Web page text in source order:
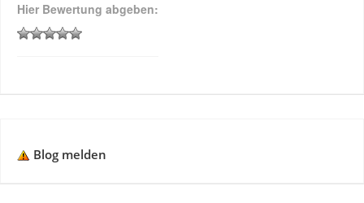
Hier Bewertung abgeben:
Blog melden